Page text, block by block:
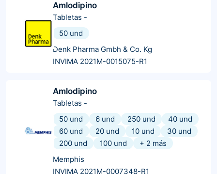
Amlodipino
Tabletas -
50 und
Denk Pharma Gmbh & Co. Kg
INVIMA 2021M-0015075-R1
Amlodipino
Tabletas -
50 und
6 und 250 und
40 und
60 und
20 und 10 und
30 und
200 und
100 und + 2 más
Memphis
INVIMA 2021M-0007348-R1